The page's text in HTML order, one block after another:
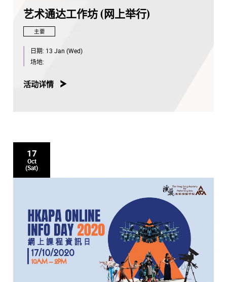
艺术通达工作坊 (网上举行)
主要
日期: 13 Jan (Wed)
场地:
活动详情
17
Oct
(Sat)